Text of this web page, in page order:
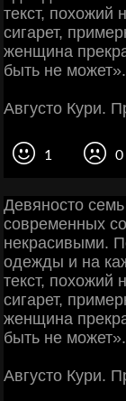
текст, похожий
сигарет,
женщина
быть не может».
Августо Кури.
1 0
Девяносто
современных
некрасивыми.
одежды и на
текст, похожий
сигарет,
женщина
быть не может».
Августо Кури.